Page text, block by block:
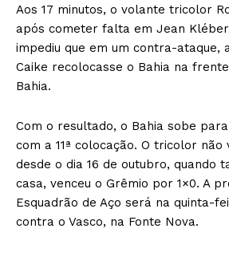
Aos 17 minutos, o volante tricolor
após cometer falta em Jean
impediu que em um contra-ataque,
Caike recolocasse o Bahia na frente
Bahia.
Com o resultado, o Bahia sobe
com a 11ª colocação. O tricolor não
desde o dia 16 de outubro, quando
casa, venceu o Grêmio por 1×0. A
Esquadrão de Aço será na quinta-
contra o Vasco, na Fonte Nova.